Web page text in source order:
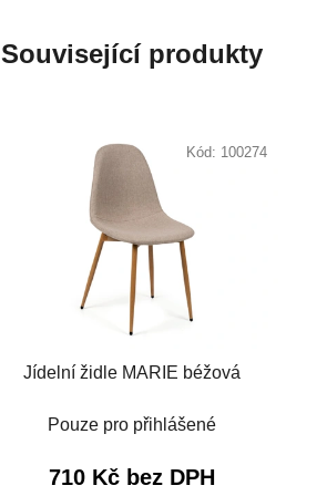
Související produkty
Jídelní židle MARIE béžová
Pouze pro přihlášené
710 Kč bez DPH
Kód: 100274